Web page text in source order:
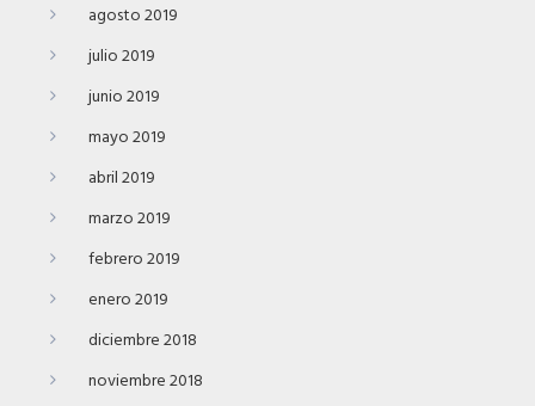
agosto 2019
julio 2019
junio 2019
mayo 2019
abril 2019
marzo 2019
febrero 2019
enero 2019
diciembre 2018
noviembre 2018